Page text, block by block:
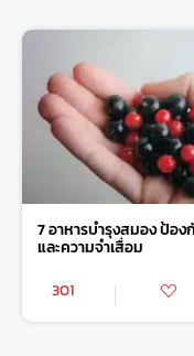
7 อาหารบำรุงสมอง ป้อง
และความจำเสื่อม
301